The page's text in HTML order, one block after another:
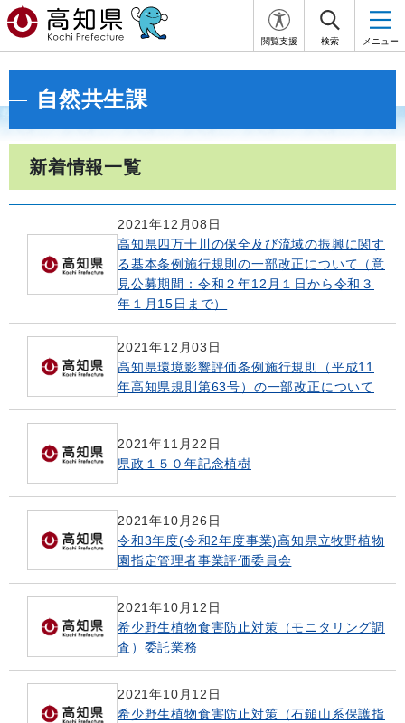
閲覧支援 検索 メニュー
自然共生課
新着情報一覧
2021年12月08日
高知県四万十川の保全及び流域の振興に関す
る基本条例施行規則の一部改正について（意
見公募期間：令和２年12月１日から令和３
年１月15日まで）
2021年12月03日
高知県環境影響評価条例施行規則（平成11
年高知県規則第63号）の一部改正について
2021年11月22日
県政１５０年記念植樹
2021年10月26日
令和3年度(令和2年度事業)高知県立牧野植物
園指定管理者事業評価委員会
2021年10月12日
希少野生植物食害防止対策（モニタリング調
査）委託業務
2021年10月12日
希少野生植物食害防止対策（石鎚山系保護指